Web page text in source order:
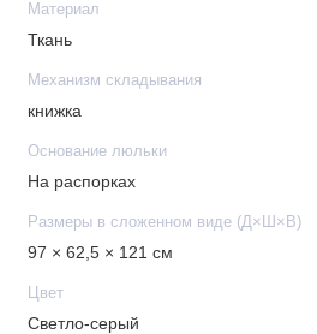
Материал
Ткань
Механизм складывания
книжка
Основание люльки
На распорках
Размеры в сложенном виде (Д×Ш×В)
97 × 62,5 × 121 см
Цвет
Светло-серый